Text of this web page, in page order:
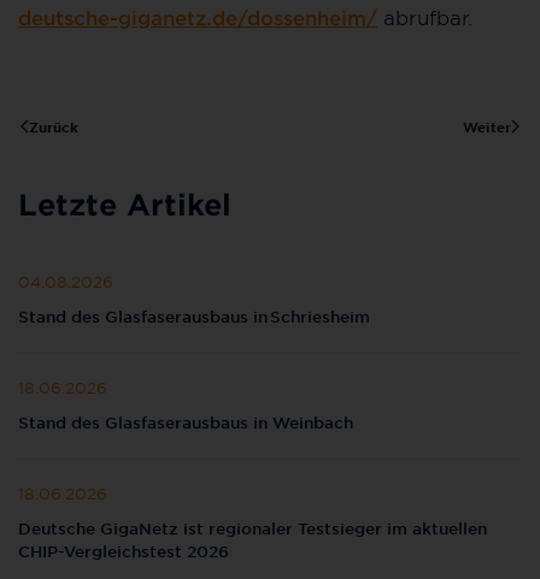
deutsche-giganetz.de/dossenheim/ abrufbar.
Zurück Weiter
Letzte Artikel
04.08.2026
Stand des Glasfaserausbaus in Schriesheim
18.06.2026
Stand des Glasfaserausbaus in Weinbach
18.06.2026
Deutsche GigaNetz ist regionaler Testsieger im aktuellen
CHIP-Vergleichstest 2026